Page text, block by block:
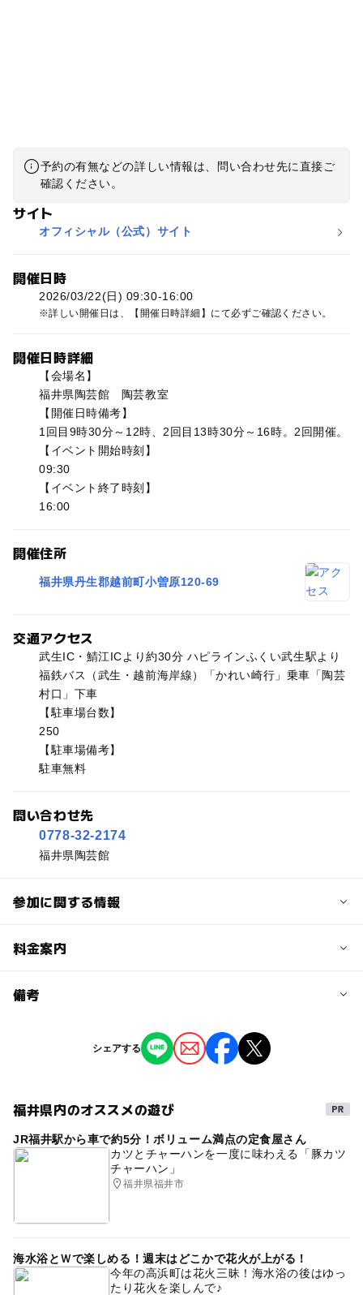
予約の有無などの詳しい情報は、問い合わせ先に直接ご
確認ください。
サイト
オフィシャル（公式）サイト
開催日時
2026/03/22(日) 09:30-16:00
詳しい開催日は、【開催日時詳細】にて必ずご確認ください。
開催日時詳細
【会場名】
福井県陶芸館 陶芸教室
【開催日時備考】
1回目9時30分～12時、2回目13時30分～16時。2回開催。
【イベント開始時刻】
09:30
【イベント終了時刻】
16:00
開催住所
福井県丹生郡越前町小曽原120-69
交通アクセス
武生IC・鯖江ICより約30分 ハピラインふくい武生駅より
福鉄バス（武生・越前海岸線）「かれい崎行」乗車「陶芸
村口」下車
【駐車場台数】
250
【駐車場備考】
駐車無料
問い合わせ先
0778-32-2174
福井県陶芸館
参加に関する情報
予約/応募
料金案内
料金について
備考
※掲載の情報は天候や主催者側の都合などにより変更にな
ることがあります。
シェアする
福井県内のオススメの遊び
JR福井駅から車で約5分！ボリューム満点の定食屋さん
カツとチャーハンを一度に味わえる「豚カツ
チャーハン」
福井県福井市
海水浴とＷで楽しめる！週末はどこかで花火が上がる！
今年の高浜町は花火三昧！海水浴の後はゆっ
たり花火を楽しんで♪